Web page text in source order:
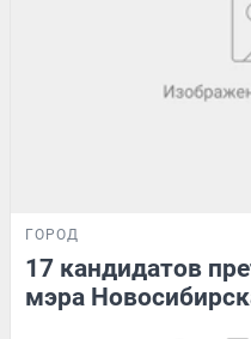
ГОРОД
17 кандидатов
мэра